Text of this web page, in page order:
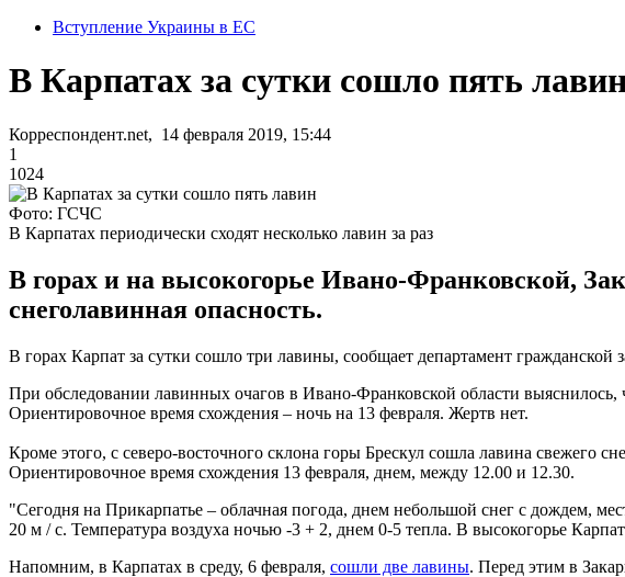
Вступление Украины в ЕС
В Карпатах за сутки сошло пять
Корреспондент.net, 14 февраля 2019, 15:44
1
1024
Фото: ГСЧС
В Карпатах периодически сходят несколько лавин за раз
В горах и на высокогорье Ивано-Франковской,
снеголавинная опасность.
В горах Карпат за сутки сошло три лавины, сообщает департамент
При обследовании лавинных очагов в Ивано-Франковской области выяснилось,
Ориентировочное время схождения – ночь на 13 февраля. Жертв нет.
Кроме этого, с северо-восточного склона горы Брескул сошла лавина свежего
Ориентировочное время схождения 13 февраля, днем, между 12.00 и 12.30.
"Сегодня на Прикарпатье – облачная погода, днем небольшой снег с дождем,
20 м / с. Температура воздуха ночью -3 + 2, днем 0-5 тепла. В высокогорье
Напомним, в Карпатах в среду, 6 февраля, сошли две лавины. Перед этим в